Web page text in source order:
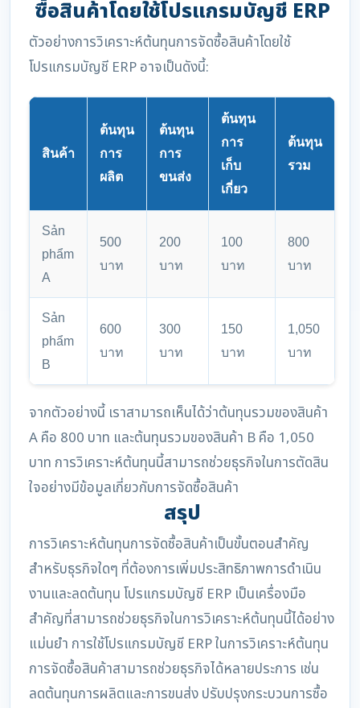
ซื้อสินค้าโดยใช้โปรแกรมบัญชี ERP
ตัวอย่างการวิเคราะห์ต้นทุนการจัดซื้อสินค้าโดยใช้
โปรแกรมบัญชี ERP อาจเป็นดังนี้:
สินค้า
ต้นทุน
การ
ผลิต
ต้นทุน
การ
ขนส่ง
ต้นทุน
การ
เก็บ
เกี่ยว
ต้นทุน
รวม
Sản
phẩm
A
500
บาท
200
บาท
100
บาท
800
บาท
Sản
phẩm
B
600
บาท
300
บาท
150
บาท
1,050
บาท
จากตัวอย่างนี้ เราสามารถเห็นได้ว่าต้นทุนรวมของสินค้า
A คือ 800 บาท และต้นทุนรวมของสินค้า B คือ 1,050
บาท การวิเคราะห์ต้นทุนนี้สามารถช่วยธุรกิจในการตัดสิน
ใจอย่างมีข้อมูลเกี่ยวกับการจัดซื้อสินค้า
สรุป
การวิเคราะห์ต้นทุนการจัดซื้อสินค้าเป็นขั้นตอนสำคัญ
สำหรับธุรกิจใดๆ ที่ต้องการเพิ่มประสิทธิภาพการดำเนิน
งานและลดต้นทุน โปรแกรมบัญชี ERP เป็นเครื่องมือ
สำคัญที่สามารถช่วยธุรกิจในการวิเคราะห์ต้นทุนนี้ได้อย่าง
แม่นยำ การใช้โปรแกรมบัญชี ERP ในการวิเคราะห์ต้นทุน
การจัดซื้อสินค้าสามารถช่วยธุรกิจได้หลายประการ เช่น
ลดต้นทุนการผลิตและการขนส่ง ปรับปรุงกระบวนการซื้อ